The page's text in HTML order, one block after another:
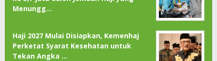
Menungg…
Haji 2027 Mulai Disiapkan, Kemenhaj
Perketat Syarat Kesehatan untuk
Tekan Angka …